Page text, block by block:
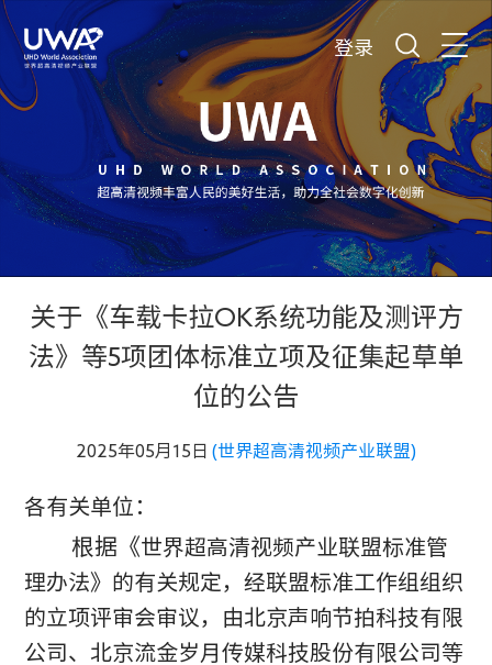
登录
关于《车载卡拉OK系统功能及测评方
法》等5项团体标准立项及征集起草单
位的公告
2025年05月15日 (世界超高清视频产业联盟)
各有关单位：
根据《世界超高清视频产业联盟标准管
理办法》的有关规定，经联盟标准工作组组织
的立项评审会审议，由北京声响节拍科技有限
公司、北京流金岁月传媒科技股份有限公司等